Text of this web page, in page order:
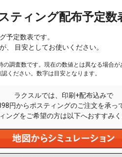
ティング配布予定数
予定数表です。
、 目安としてお使いください。
調査数です。現在の数値とは異なる場合が
認ください。数字は目安となります。
ラクスルでは、印刷+配布込みで
円からポスティングのご注文を承っ
ングをご希望の方は以下へおすすみく